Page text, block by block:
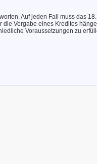
Auf jeden Fall muss das
die Vergabe eines Kredites
Voraussetzungen zu